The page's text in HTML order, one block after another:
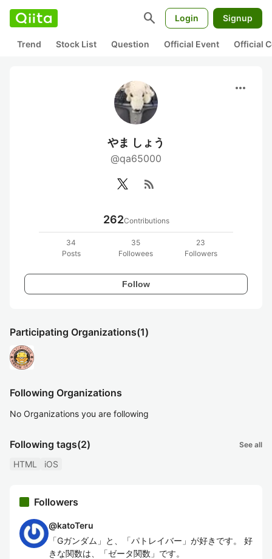
search Login Signup
Trend Stock List Question Official Event Official
more_horiz
やま しょう
@qa65000
rss_feed
262Contributions
34
Posts
35
Followees
23
Followers
Follow
Participating Organizations(1)
Following Organizations
No Organizations you are following
Following tags(2) See all
HTML iOS
Followers
@katoTeru
「Gガンダム」と、「パトレイバー」が好きです。 好
きな関数は、「ゼータ関数」です。